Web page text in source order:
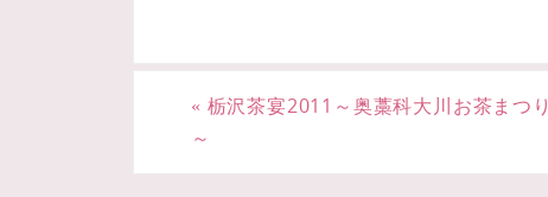
o
k
r
« 栃沢茶宴2011～奥藁科大川お茶まつり
～